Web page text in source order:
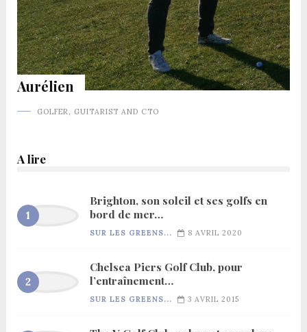
Aurélien
GOLFER, GUITARIST AND CTO
A lire
Brighton, son soleil et ses golfs en
bord de mer…
SUR LES GREENS... 8 AVRIL 2020
Chelsea Piers Golf Club, pour
l’entraînement…
SUR LES GREENS... 3 AVRIL 2015